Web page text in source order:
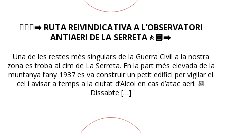
🚶🏽‍♀️‍➡️ RUTA REIVINDICATIVA A L’OBSERVATORI
ANTIAERI DE LA SERRETA🚶🏾‍➡️
Una de les restes més singulars de la Guerra Civil a la nostra
zona es troba al cim de La Serreta. En la part més elevada de la
muntanya l’any 1937 es va construir un petit edifici per vigilar el
cel i avisar a temps a la ciutat d’Alcoi en cas d’atac aeri. 📆
Dissabte […]